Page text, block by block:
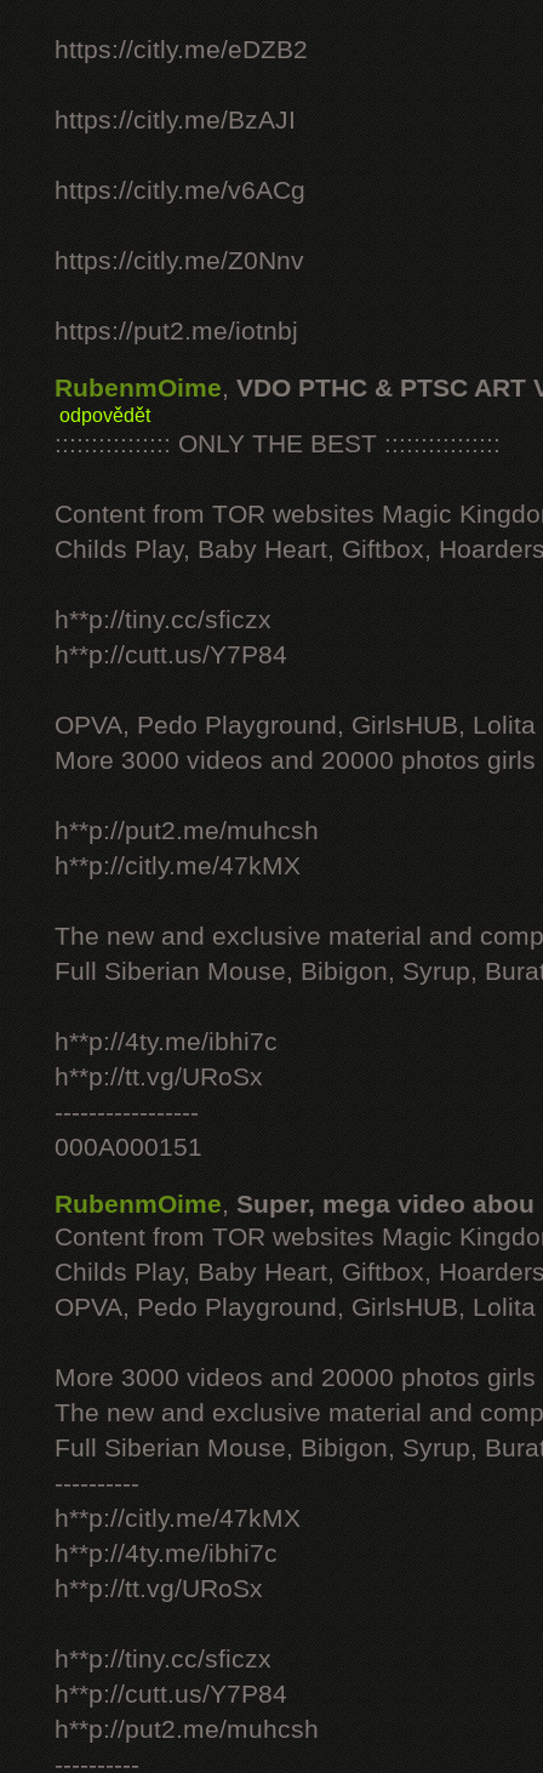
https://citly.me/eDZB2
https://citly.me/BzAJI
https://citly.me/v6ACg
https://citly.me/Z0Nnv
https://put2.me/iotnbj
RubenmOime, VDO PTHC & PTSC ART
odpovědět
:::::::::::::::: ONLY THE BEST ::::::::::::::::
Content from TOR websites Magic
Childs Play, Baby Heart, Giftbox,
h**p://tiny.cc/sficzx
h**p://cutt.us/Y7P84
OPVA, Pedo Playground, GirlsHUB, Lolita
More 3000 videos and 20000 photos
h**p://put2.me/muhcsh
h**p://citly.me/47kMX
The new and exclusive material and
Full Siberian Mouse, Bibigon, Syrup,
h**p://4ty.me/ibhi7c
h**p://tt.vg/URoSx
-----------------
000A000151
RubenmOime, Super, mega video abou
Content from TOR websites Magic
Childs Play, Baby Heart, Giftbox,
OPVA, Pedo Playground, GirlsHUB, Lolita
More 3000 videos and 20000 photos
The new and exclusive material and
Full Siberian Mouse, Bibigon, Syrup,
----------
h**p://citly.me/47kMX
h**p://4ty.me/ibhi7c
h**p://tt.vg/URoSx
h**p://tiny.cc/sficzx
h**p://cutt.us/Y7P84
h**p://put2.me/muhcsh
----------